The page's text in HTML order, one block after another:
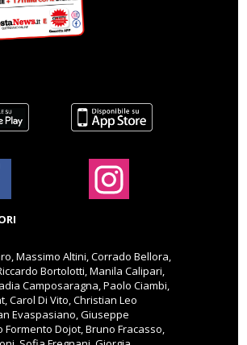
Massimo Altini, Corrado Bellora,
Bortolotti, Manila Calipari,
Camposaragna, Paolo Ciambi,
Carol Di Vito, Christian Leo
Evaspasiano, Giuseppe
Formento Dojot, Bruno Fracasso,